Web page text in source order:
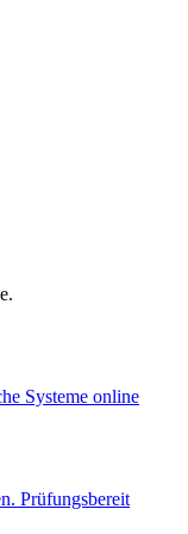
Systeme online
Prüfungsbereit